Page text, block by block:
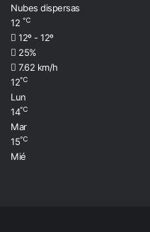
Nubes dispersas
12 ℃
12º - 12º
25%
7.62 km/h
12℃
Lun
14℃
Mar
15℃
Mié